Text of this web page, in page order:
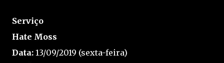
Serviço
Hate Moss
Data: 13/09/2019 (sexta-feira)